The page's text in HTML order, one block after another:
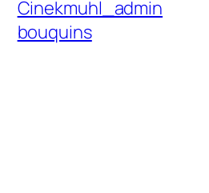
Cinekmuhl_admin
bouquins